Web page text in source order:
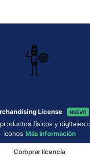
License NUEVO
físicos y digitales
iconos Más información
Comprar licencia